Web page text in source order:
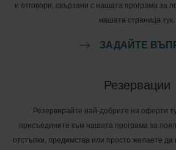
и отговори, свързани с нашата програма за
нашата страница тук.
ЗАДАЙТЕ
Резервации
Резервирайте най-добрите ни оферти
присъедините към нашата програма за
отстъпки, предимства или просто желаете